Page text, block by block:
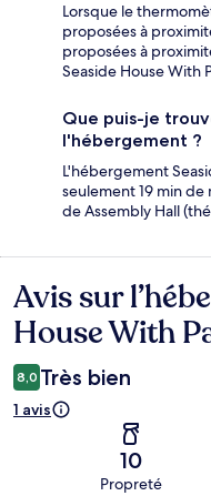
Lorsque le
proposées à
proposées à
Seaside House With
Que puis-je
l'hébergement ?
L'hébergement
seulement 19 min
de Assembly Hall
Avis
Avis sur
House With
8,0 Très bien
1 avis
10
Propreté